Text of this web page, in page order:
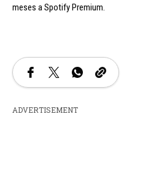
meses a Spotify Premium.
ADVERTISEMENT